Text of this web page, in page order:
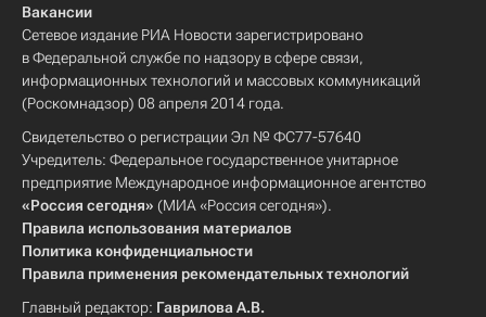
Вакансии
Сетевое издание РИА Новости зарегистрировано
в Федеральной службе по надзору в сфере связи,
информационных технологий и массовых коммуникаций
(Роскомнадзор) 08 апреля 2014 года.
Свидетельство о регистрации Эл № ФС77-57640
Учредитель: Федеральное государственное унитарное
предприятие Международное информационное агентство
«Россия сегодня» (МИА «Россия сегодня»).
Правила использования материалов
Политика конфиденциальности
Правила применения рекомендательных технологий
Главный редактор: Гаврилова А.В.